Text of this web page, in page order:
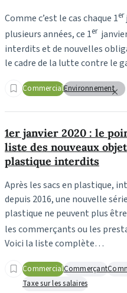
Comme c’est le cas chaque 1er
plusieurs années, ce 1er
interdits et de nouvelles
le cadre de la lutte contre le
CommercialEnvironnement
1er janvier 2020 : le
liste des nouveaux
plastique interdits
Après les sacs en plastique,
depuis 2016, une nouvelle
plastique ne peuvent plus
les commerçants ou les
Voici la liste complète…
CommercialCommerçant
Taxe sur les salaires